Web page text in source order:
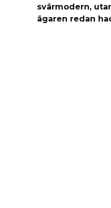
svärmodern,
ägaren redan